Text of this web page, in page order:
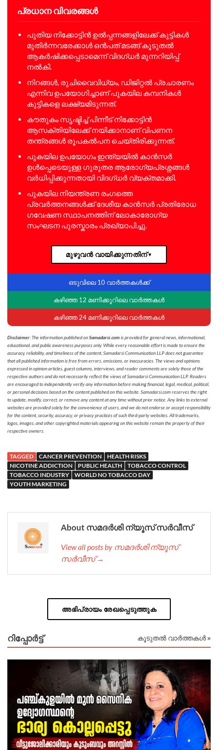
പ്രധാന വിവരങ്ങൾ
പുതിയ നിക്കോട്ടിൻ ഉൽപ്പന്നങ്ങളിലേക്ക് കുട്ടികൾ
മുതിർന്നവരേക്കാൾ ഒൻപത് മടങ്ങ് കൂടുതൽ
ആകർഷിക്കപ്പെടാമെന്ന് വിദഗ്ധർ മുന്നറിയിപ്പ്
നൽകി.
നിറങ്ങൾ, രുചിവൈവിധ്യം, ഡിജിറ്റൽ പ്രചാരണം
എന്നിവ ഉപയോഗിച്ചാണ് പുകയില കമ്പനികൾ
കുട്ടികളെ ലക്ഷ്യമിടുന്നത്.
കൗതുകം സൃഷ്ടിച്ച് പിന്നീട് നിക്കോട്ടിൻ
ആസക്തിയിലേക്ക് നയിക്കാനാണ് വിപണന
തന്ത്രങ്ങൾ രൂപകൽപന ചെയ്തിരിക്കുന്നത്.
പുകയില ഉപയോഗം ഇന്ത്യയിൽ കാൻസർ
ഉൾപ്പെടെയുള്ള ഗുരുതര ആരോഗ്യപ്രശ്നങ്ങൾ
വർധിപ്പിക്കുന്നതായി വിദഗ്ധർ വ്യക്തമാക്കി.
പുകയില നിയന്ത്രണ രംഗത്തെ
പ്രവർത്തനങ്ങൾക്ക് ദേശീയ കാൻസർ പ്രതിരോധ
ഗവേഷണ സ്ഥാപനത്തിന് ലോകാരോഗ്യ
സംഘടന പുരസ്കാരം പ്രഖ്യാപിച്ചു.
മുഴുവൻ വായിക്കുന്നതിന്▼
ഒടുവിലെ 10 വാർത്തകൾക്ക്
കഴിഞ്ഞ 12 മണിക്കൂറിലെ വാർത്തകൾ
കഴിഞ്ഞ 24 മണിക്കൂറിലെ വാർത്തകൾ
Disclaimer: The information published onSamadarsi.comis provided for general news, informational,
educational, and public awareness purposes only. While every reasonable effort is made to ensure the
accuracy, reliability, and timeliness of the content, Samadarsi Communication LLP does not guarantee
that all published information is free from errors, omissions, or inaccuracies. The views and opinions
expressed in opinion articles, guest columns, interviews, and reader comments are solely those of the
respective authors and do not necessarily reflect the views of Samadarsi Communication LLP. Readers
are encouraged to independently verify any information before making financial, legal, medical, political,
or personal decisions based on the content published on this website. Samadarsi.com reserves the right
to update, modify, correct, or remove any content at any time without prior notice. Any links to external
websites are provided solely for the convenience of users, and we do not endorse or accept responsibility
for the content, security, accuracy, or privacy practices of such third-party websites. All trademarks,
logos, images, and other copyrighted materials appearing on this website remain the property of their
respective owners.
TAGGED CANCER PREVENTION
HEALTH RISKS
NICOTINE ADDICTION
PUBLIC HEALTH
TOBACCO CONTROL
TOBACCO INDUSTRY
WORLD NO TOBACCO DAY
YOUTH MARKETING
About സമദർശി ന്യൂസ് സർവീസ്
View all posts by സമദർശി ന്യൂസ്
സർവീസ് →
അഭിപ്രായം രേഖപ്പെടുത്തുക
റിപ്പോര്‍ട്ട് കൂടുതൽ വാർത്തകൾ »